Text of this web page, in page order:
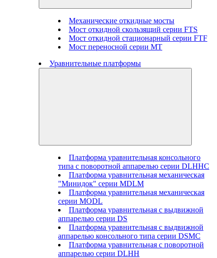
Механические откидные мосты
Мост откидной скользящий серии FTS
Мост откидной стационарный серии FTF
Мост переносной серии MT
Уравнительные платформы
Платформа уравнительная консольного
типа с поворотной аппарелью серии DLHHC
Платформа уравнительная механическая
"Минидок" серии MDLM
Платформа уравнительная механическая
серии MODL
Платформа уравнительная с выдвижной
аппарелью серии DS
Платформа уравнительная с выдвижной
аппарелью консольного типа серии DSMC
Платформа уравнительная с поворотной
аппарелью серии DLHH